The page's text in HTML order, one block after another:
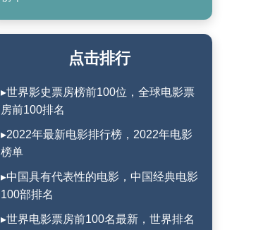
点击排行
▸世界影史票房榜前100位，全球电影票
房前100排名
▸2022年最新电影排行榜，2022年电影
榜单
▸中国具有代表性的电影，中国经典电影
100部排名
▸世界电影票房前100名最新，世界排名